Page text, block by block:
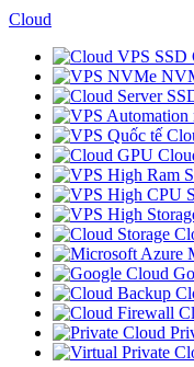
Cloud
SSD